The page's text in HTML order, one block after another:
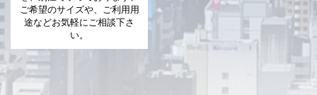
ご希望のサイズや、ご利用用
途などお気軽にご相談下さ
い。